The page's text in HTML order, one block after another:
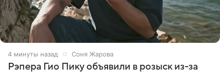
4 минуты назад Соня Жарова
Рэпера Гио Пику объявили в розыск из-за